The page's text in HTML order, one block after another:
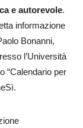
e autorevole.
informazione
Bonanni,
l’Università
“Calendario per